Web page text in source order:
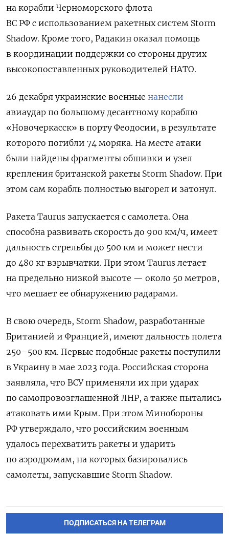
на корабли Черноморского флота
ВС РФ с использованием ракетных систем Storm
Shadow. Кроме того, Радакин оказал помощь
в координации поддержки со стороны других
высокопоставленных руководителей НАТО.
26 декабря украинские военные нанесли
авиаудар по большому десантному кораблю
«Новочеркасск» в порту Феодосии, в результате
которого погибли 74 моряка. На месте атаки
были найдены фрагменты обшивки и узел
крепления британской ракеты Storm Shadow. При
этом сам корабль полностью выгорел и затонул.
Ракета Taurus запускается с самолета. Она
способна развивать скорость до 900 км/ч, имеет
дальность стрельбы до 500 км и может нести
до 480 кг взрывчатки. При этом Taurus летает
на предельно низкой высоте — около 50 метров,
что мешает ее обнаружению радарами.
В свою очередь, Storm Shadow, разработанные
Британией и Францией, имеют дальность полета
250–500 км. Первые подобные ракеты поступили
в Украину в мае 2023 года. Российская сторона
заявляла, что ВСУ применяли их при ударах
по самопровозглашенной ЛНР, а также пытались
атаковать ими Крым. При этом Минобороны
РФ утверждало, что российским военным
удалось перехватить ракеты и ударить
по аэродромам, на которых базировались
самолеты, запускавшие Storm Shadow.
ПОДПИСАТЬСЯ НА ТЕЛЕГРАМ